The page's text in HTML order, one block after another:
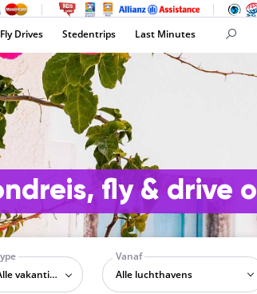
Fly Drives Stedentrips Last Minutes
fly & drive
Alle vakantietypes
Vanaf